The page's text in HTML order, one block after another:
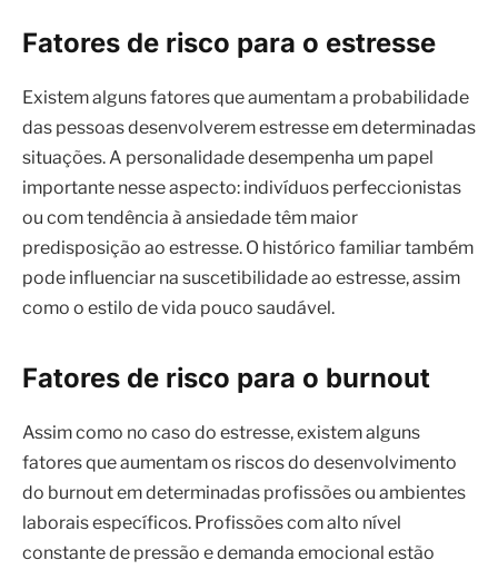
Fatores de risco para o estresse
Existem alguns fatores que aumentam a probabilidade
das pessoas desenvolverem estresse em determinadas
situações. A personalidade desempenha um papel
importante nesse aspecto: indivíduos perfeccionistas
ou com tendência à ansiedade têm maior
predisposição ao estresse. O histórico familiar também
pode influenciar na suscetibilidade ao estresse, assim
como o estilo de vida pouco saudável.
Fatores de risco para o burnout
Assim como no caso do estresse, existem alguns
fatores que aumentam os riscos do desenvolvimento
do burnout em determinadas profissões ou ambientes
laborais específicos. Profissões com alto nível
constante de pressão e demanda emocional estão